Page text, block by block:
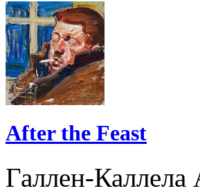
After the Feast
Галлен-Каллела